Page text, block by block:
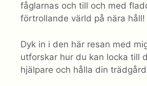
fåglarnas och till och med
förtrollande värld på nära håll!
Dyk in i den här resan med
utforskar hur du kan locka till
hjälpare och hålla din